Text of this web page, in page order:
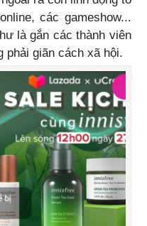
các gameshow...
là gắn các thành viên
phải giãn cách xã hội.